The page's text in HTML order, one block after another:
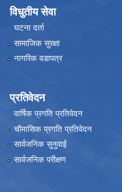
विधुतीय सेवा
घटना दर्ता
सामाजिक सुरक्षा
नागरिक वडापत्र
प्रतिवेदन
वार्षिक प्रगति प्रतिवेदन
चौमासिक प्रगति प्रतिवेदन
सार्वजनिक सुनुवाई
सार्वजनिक परीक्षण